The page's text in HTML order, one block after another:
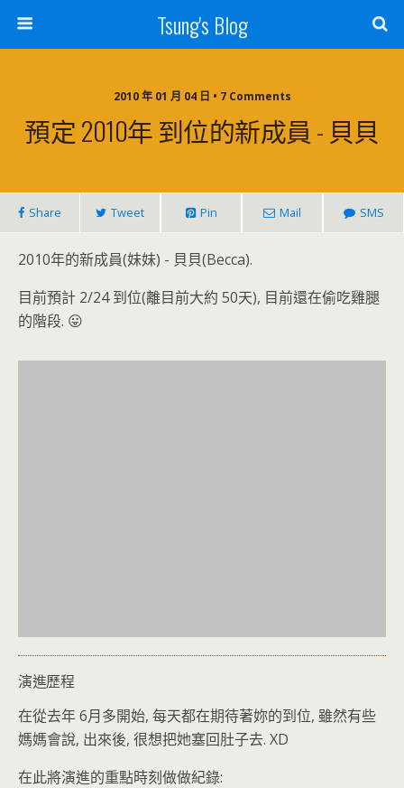
Tsung's Blog
2010 年 01 月 04 日 • 7 Comments
預定 2010年 到位的新成員 - 貝貝
Share Tweet Pin Mail SMS
2010年的新成員(妹妹) - 貝貝(Becca).
目前預計 2/24 到位(離目前大約 50天), 目前還在偷吃雞腿
的階段. 😛
演進歷程
在從去年 6月多開始, 每天都在期待著妳的到位, 雖然有些
媽媽會說, 出來後, 很想把她塞回肚子去. XD
在此將演進的重點時刻做做紀錄: